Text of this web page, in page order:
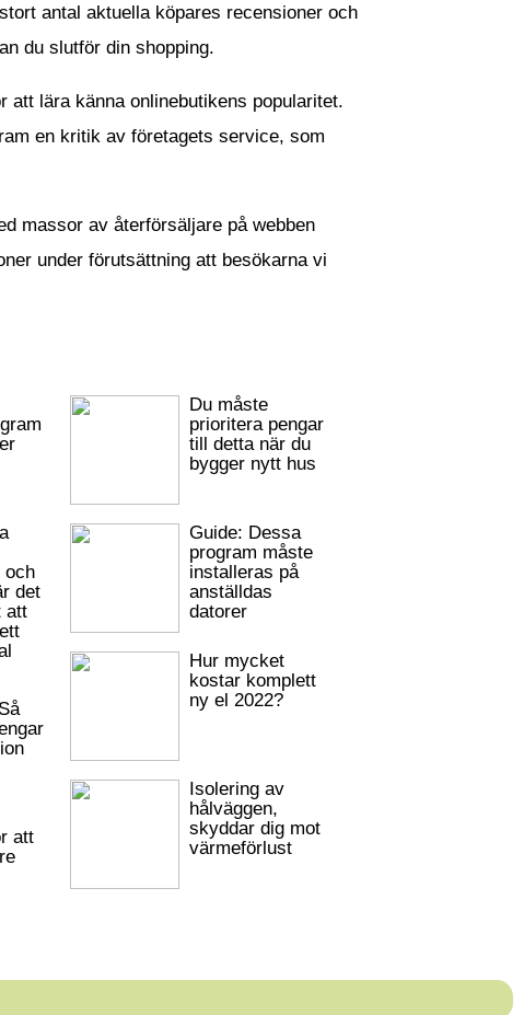
antal aktuella köpares recensioner och
du slutför din shopping.
att lära känna onlinebutikens popularitet.
en kritik av företagets service, som
massor av återförsäljare på webben
under förutsättning att besökarna vi
och
det
att
att
Du måste
prioritera pengar
till detta när du
bygger nytt hus
Guide: Dessa
program måste
installeras på
anställdas
datorer
Hur mycket
kostar komplett
ny el 2022?
Isolering av
hålväggen,
skyddar dig mot
värmeförlust